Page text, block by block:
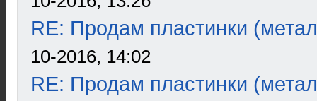
RE: Продам пластинки
10-2016, 14:02
RE: Продам пластинки